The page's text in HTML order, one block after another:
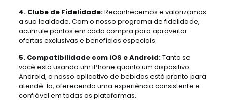
4. Clube de Fidelidade:Reconhecemos e valorizamos
a sua lealdade. Com o nosso programa de fidelidade,
acumule pontos em cada compra para aproveitar
ofertas exclusivas e benefícios especiais.
5. Compatibilidade com iOS e Android:Tanto se
você está usando um iPhone quanto um dispositivo
Android, o nosso aplicativo de bebidas está pronto para
atendê-lo, oferecendo uma experiência consistente e
confiável em todas as plataformas.